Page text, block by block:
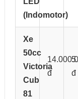
(Indomotor)
Xe
50cc
Victoria
Cub
81
đ
đ